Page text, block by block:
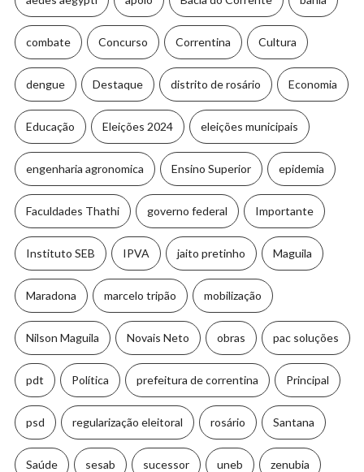
combate Concurso Correntina Cultura
dengue Destaque distrito de rosário Economia
Educação Eleições 2024 eleições municipais
engenharia agronomica Ensino Superior epidemia
Faculdades Thathi governo federal Importante
Instituto SEB IPVA jaito pretinho Maguila
Maradona marcelo tripão mobilização
Nilson Maguila Novais Neto obras pac soluções
pdt Política prefeitura de correntina Principal
psd regularização eleitoral rosário Santana
Saúde sesab sucessor uneb zenubia